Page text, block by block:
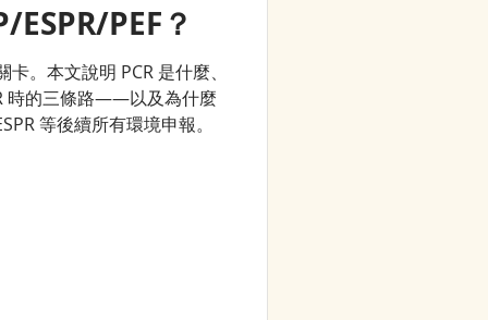
PEF？
。本文說明 PCR 是什麼、
時的三條路——以及為什麼
等後續所有環境申報。